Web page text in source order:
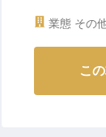
人を募集。
かしたい
業態 その
こ